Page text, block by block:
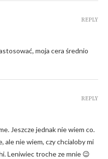
moja cera średnio
REPLY
Jeszcze jednak nie wiem co.
ale nie wiem, czy chcialoby mi
Leniwiec troche ze mnie 😉
REPLY